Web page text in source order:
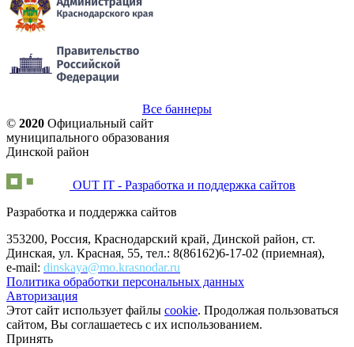
Все баннеры
© 2020 Официальный сайт
муниципального образования
Динской район
OUT IT - Разработка и поддержка сайтов
Разработка и поддержка сайтов
353200, Россия, Краснодарский край, Динской район, ст.
Динская, ул. Красная, 55, тел.: 8(86162)6-17-02 (приемная),
e-mail: dinskaya@mo.krasnodar.ru
Политика обработки персональных данных
Авторизация
Этот сайт использует файлы cookie. Продолжая пользоваться
сайтом, Вы соглашаетесь с их использованием.
Принять